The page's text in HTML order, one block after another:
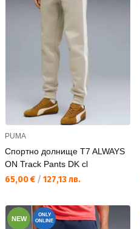
PUMA
Спортно долнище T7 ALWAYS
ON Track Pants DK cl
Текуща цена:
65,00 € / 127,13 лв.
NEW
ONLY
ONLINE